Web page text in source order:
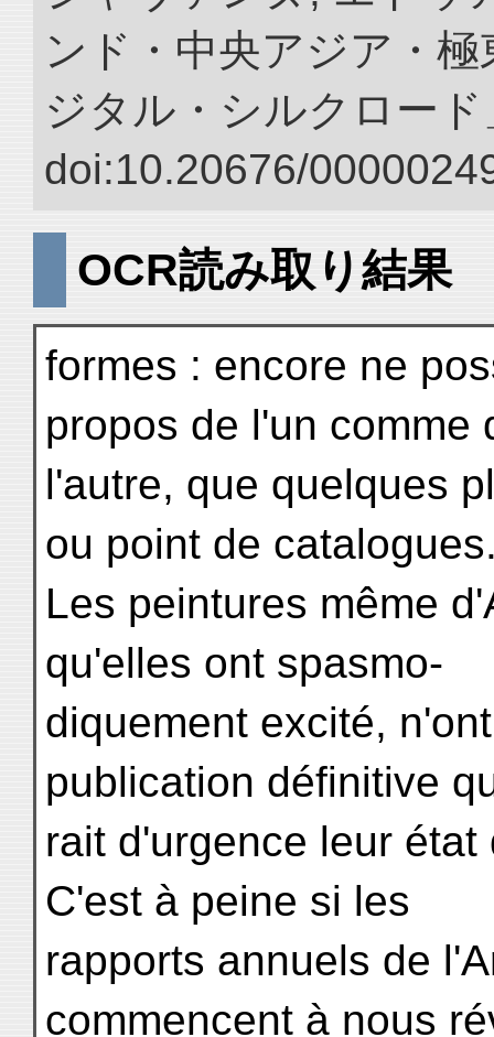
ンド・中央アジア・
ジタル・シルクロー
doi:10.20676/
OCR読み取り結果
formes : encore ne
propos de l'un comme
l'autre, que quelques
ou point de
Les peintures même
qu'elles ont spasmo-
diquement excité,
publication définitive
rait d'urgence leur
C'est à peine si les
rapports annuels de
commencent à nous